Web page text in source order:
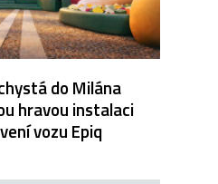
do Milána
hravou instalaci
vozu Epiq